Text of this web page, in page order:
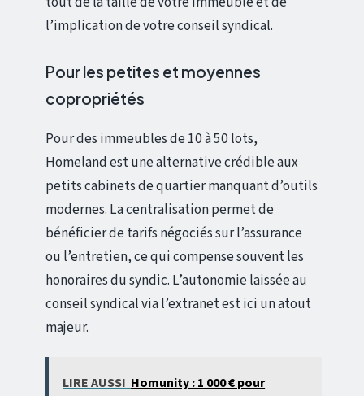
l’implication de votre conseil syndical.
Pour les petites et moyennes
copropriétés
Pour des immeubles de 10 à 50 lots,
Homeland est une alternative crédible aux
petits cabinets de quartier manquant d’outils
modernes. La centralisation permet de
bénéficier de tarifs négociés sur l’assurance
ou l’entretien, ce qui compense souvent les
honoraires du syndic. L’autonomie laissée au
conseil syndical via l’extranet est ici un atout
majeur.
LIRE AUSSI Homunity : 1 000 € pour